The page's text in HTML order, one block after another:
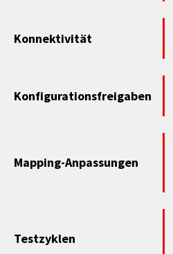
Konnektivität
Konfigurationsfreigaben
Mapping-Anpassungen
Testzyklen